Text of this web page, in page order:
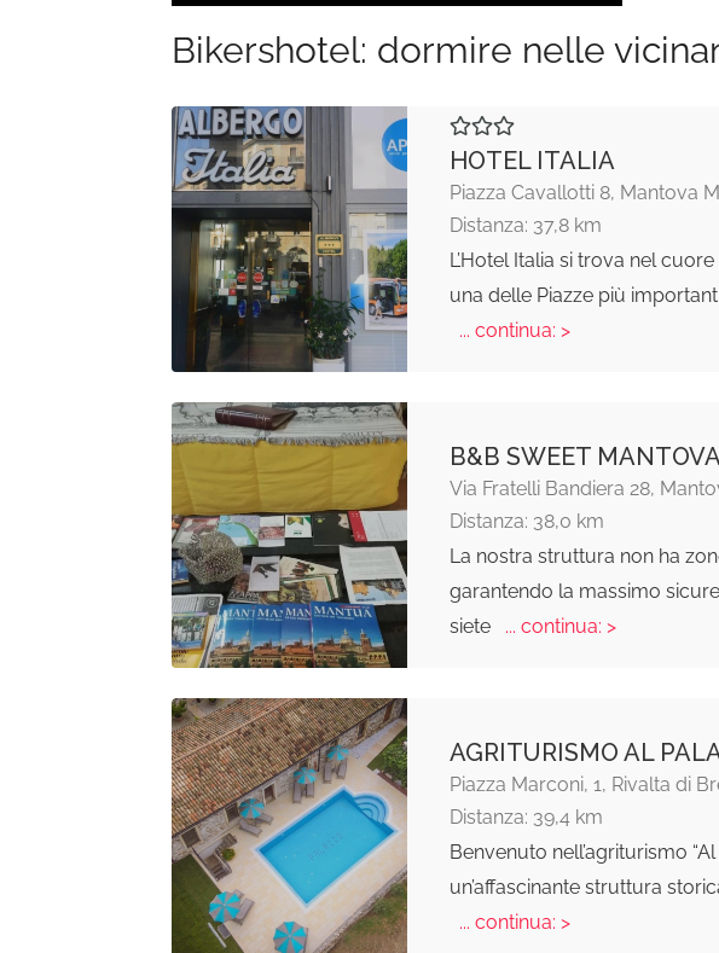
Bikershotel: dormire nelle
HOTEL ITALIA
Piazza Cavallotti 8, Mantova
Distanza: 37,8 km
L’Hotel Italia si trova nel
una delle Piazze più
... continua: >
B&B SWEET MANTOVA
Via Fratelli Bandiera 28,
Distanza: 38,0 km
La nostra struttura non ha
garantendo la massimo
siete
... continua: >
AGRITURISMO AL
Piazza Marconi, 1, Rivalta di
Distanza: 39,4 km
Benvenuto nell’agriturismo “Al
un’affascinante struttura
... continua: >